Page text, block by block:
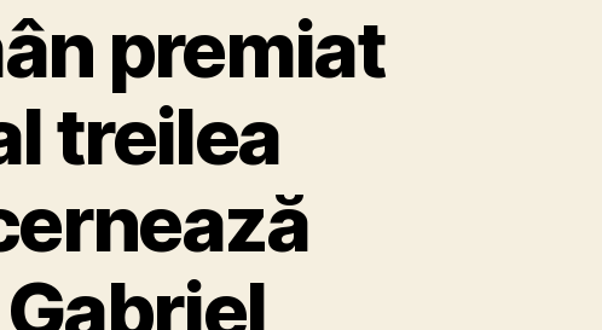
premiat
treilea